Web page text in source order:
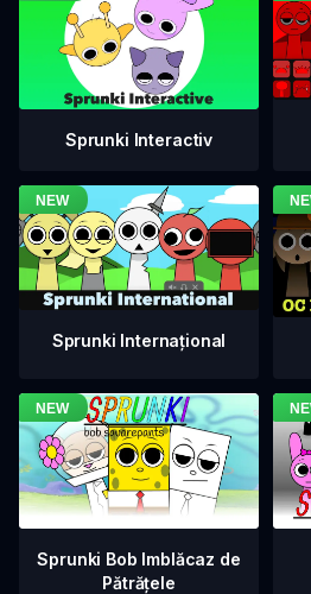
Sprunki Interactiv
Sprunki Internațional
Sprunki Bob Imblăcaz de
Pătrățele